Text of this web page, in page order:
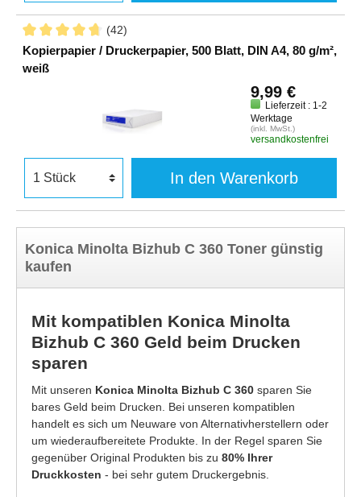
(42)
Kopierpapier / Druckerpapier, 500 Blatt, DIN A4, 80 g/m²,
weiß
9,99 €
Lieferzeit : 1-2
Werktage
(inkl. MwSt.)
versandkostenfrei
In den Warenkorb
Konica Minolta Bizhub C 360 Toner günstig
kaufen
Mit kompatiblen Konica Minolta
Bizhub C 360 Geld beim Drucken
sparen
Mit unseren Konica Minolta Bizhub C 360 sparen Sie
bares Geld beim Drucken. Bei unseren kompatiblen
handelt es sich um Neuware von Alternativherstellern oder
um wiederaufbereitete Produkte. In der Regel sparen Sie
gegenüber Original Produkten bis zu 80% Ihrer
Druckkosten - bei sehr gutem Druckergebnis.